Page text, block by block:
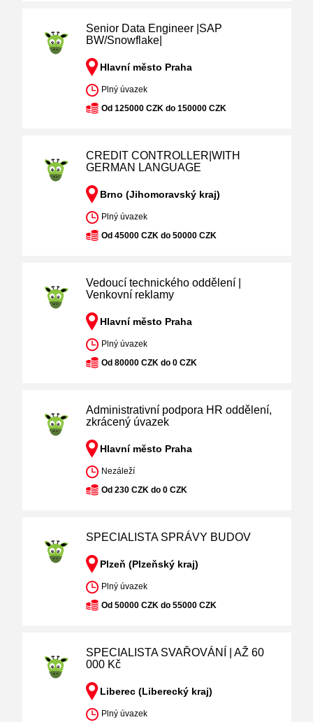
Senior Data Engineer |SAP
BW/Snowflake|
Hlavní město Praha
Plný úvazek
Od 125000 CZK do 150000 CZK
CREDIT CONTROLLER|WITH
GERMAN LANGUAGE
Brno (Jihomoravský kraj)
Plný úvazek
Od 45000 CZK do 50000 CZK
Vedoucí technického oddělení |
Venkovní reklamy
Hlavní město Praha
Plný úvazek
Od 80000 CZK do 0 CZK
Administrativní podpora HR oddělení,
zkrácený úvazek
Hlavní město Praha
Nezáleží
Od 230 CZK do 0 CZK
SPECIALISTA SPRÁVY BUDOV
Plzeň (Plzeňský kraj)
Plný úvazek
Od 50000 CZK do 55000 CZK
SPECIALISTA SVAŘOVÁNÍ | AŽ 60
000 Kč
Liberec (Liberecký kraj)
Plný úvazek